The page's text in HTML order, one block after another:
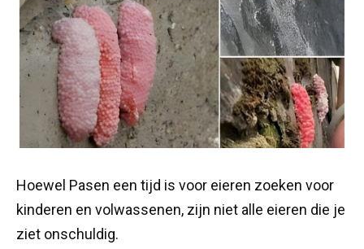
Hoewel Pasen een tijd is voor eieren zoeken voor
kinderen en volwassenen, zijn niet alle eieren die je
ziet onschuldig.